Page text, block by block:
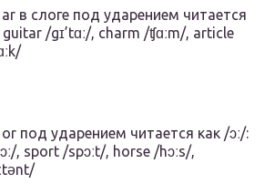
в слоге под ударением читается
guitar /gɪ’tɑː/, charm /ʧɑːm/, article
под ударением читается как /ɔː/:
, sport /spɔːt/, horse /hɔːs/,